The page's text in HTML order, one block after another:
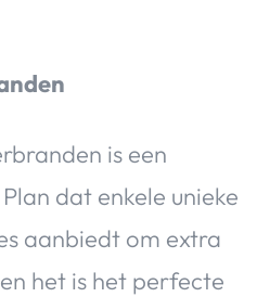
is een
dat enkele unieke
aanbiedt om extra
het is het perfecte